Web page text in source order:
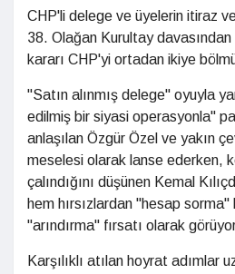
CHP'li delege ve üyelerin itiraz
38. Olağan Kurultay
kararı CHP'yi ortadan ikiye
"Satın alınmış delege" oyuyla
edilmiş bir siyasi operasyonla"
anlaşılan Özgür Özel ve yakın
meselesi olarak lanse ederken,
çalındığını düşünen Kemal
hem hırsızlardan "hesap
"arındırma" fırsatı olarak
Karşılıklı atılan hoyrat adımlar